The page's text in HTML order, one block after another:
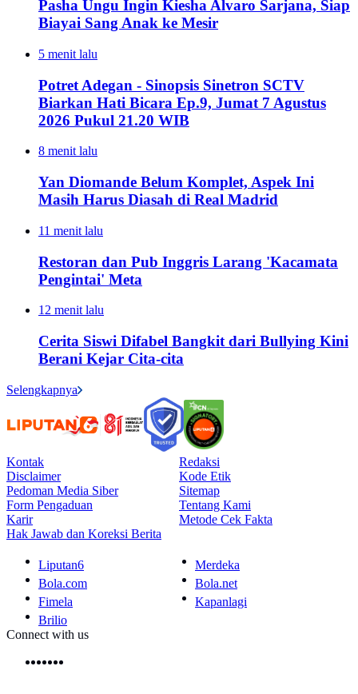
Pasha Ungu Ingin Kiesha Alvaro Sarjana, Siap
Biayai Sang Anak ke Mesir
5 menit lalu
Potret Adegan - Sinopsis Sinetron SCTV
Biarkan Hati Bicara Ep.9, Jumat 7 Agustus
2026 Pukul 21.20 WIB
8 menit lalu
Yan Diomande Belum Komplet, Aspek Ini
Masih Harus Diasah di Real Madrid
11 menit lalu
Restoran dan Pub Inggris Larang 'Kacamata
Pengintai' Meta
12 menit lalu
Cerita Siswi Difabel Bangkit dari Bullying Kini
Berani Kejar Cita-cita
Selengkapnya
Kontak
Redaksi
Disclaimer
Kode Etik
Pedoman Media Siber
Sitemap
Form Pengaduan
Tentang Kami
Karir
Metode Cek Fakta
Hak Jawab dan Koreksi Berita
Liputan6
Merdeka
Bola.com
Bola.net
Fimela
Kapanlagi
Brilio
Connect with us